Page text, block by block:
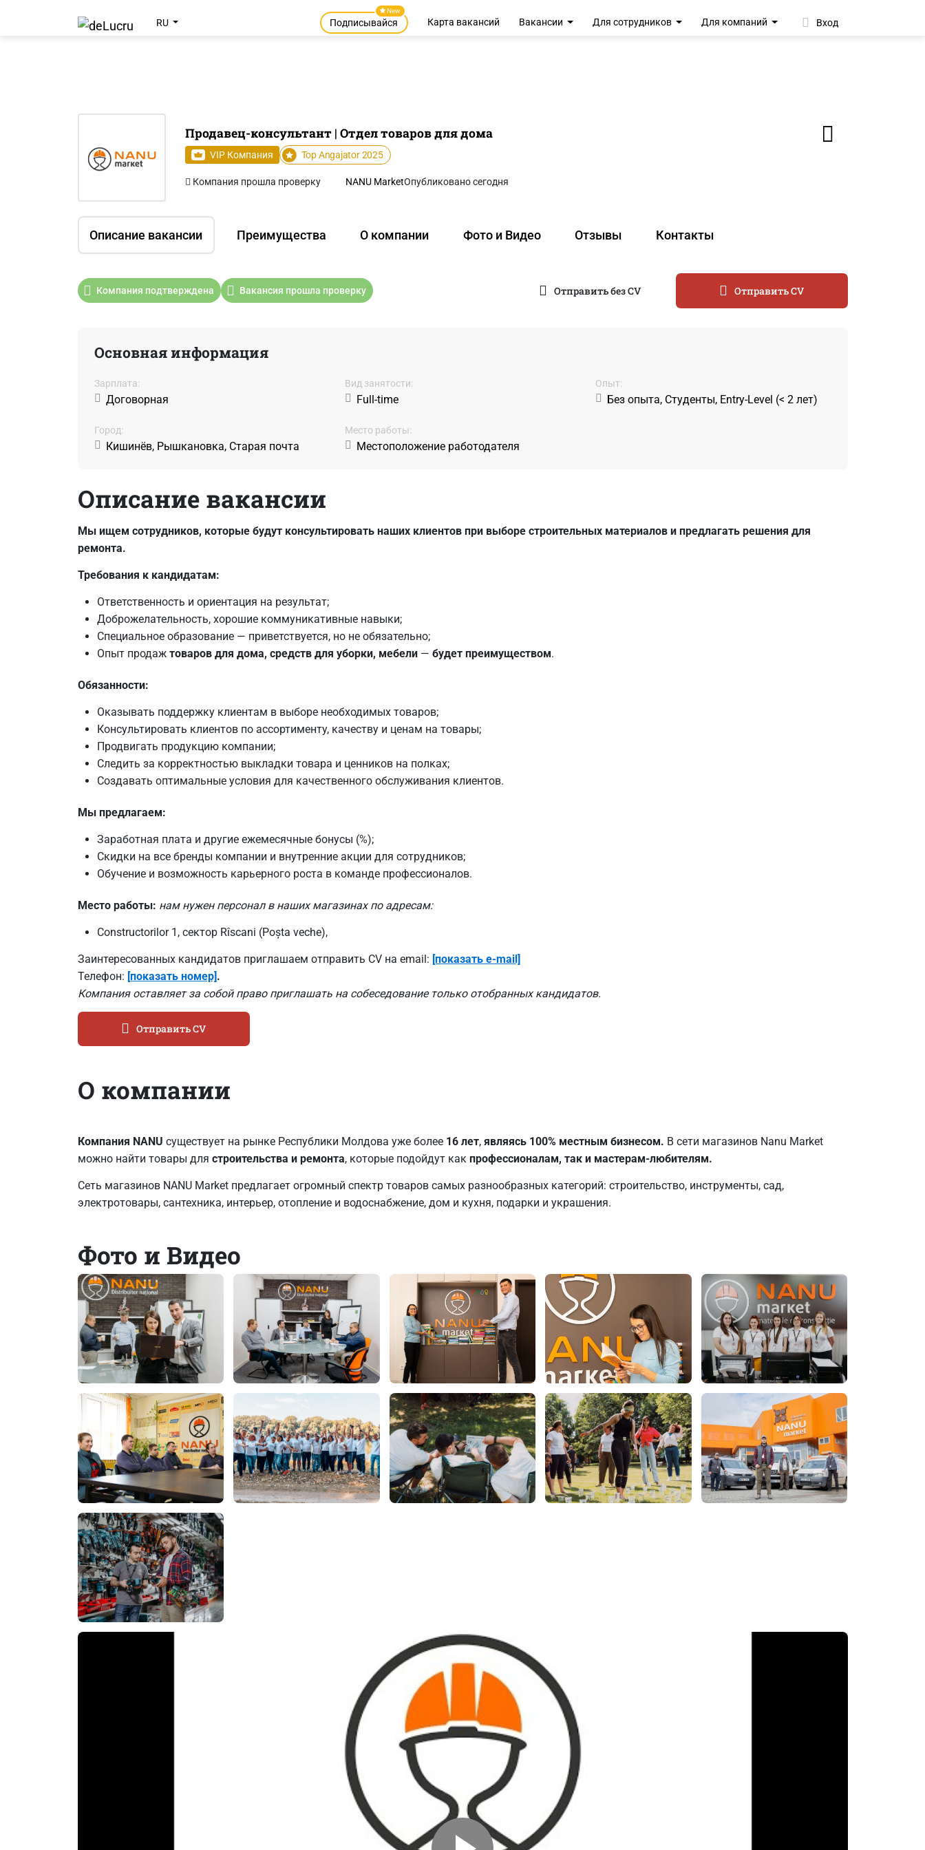
RU
New
Подписывайся Карта вакансий Вакансии Для сотрудников Для компаний Вход
Продавец-консультант | Отдел товаров для дома
VIP Компания Top Angajator 2025
Компания прошла проверку NANU MarketОпубликовано сегодня
Описание вакансии Преимущества О компании Фото и Видео Отзывы Контакты
Компания подтверждена Вакансия прошла проверку Отправить без CV Отправить CV
Основная информация
Зарплата:
Договорная
Вид занятости:
Full-time
Oпыт:
Без опыта, Студенты, Entry-Level (< 2 лет)
Город:
Кишинёв, Рышкановка, Старая почта
Место работы:
Местоположение работодателя
Описание вакансии
Мы ищем сотрудников, которые будут консультировать наших клиентов при выборе строительных материалов и предлагать решения для
ремонта.
Требования к кандидатам:
Ответственность и ориентация на результат;
Доброжелательность, хорошие коммуникативные навыки;
Специальное образование — приветствуется, но не обязательно;
Опыт продаж товаров для дома, средств для уборки, мебели— будет преимуществом.
Обязанности:
Оказывать поддержку клиентам в выборе необходимых товаров;
Консультировать клиентов по ассортименту, качеству и ценам на товары;
Продвигать продукцию компании;
Следить за корректностью выкладки товара и ценников на полках;
Создавать оптимальные условия для качественного обслуживания клиентов.
Мы предлагаем:
Заработная плата и другие ежемесячные бонусы (%);
Скидки на все бренды компании и внутренние акции для сотрудников;
Обучение и возможность карьерного роста в команде профессионалов.
Место работы: нам нужен персонал в наших магазинах по адресам:
Constructorilor 1, сектор Rîscani (Poșta veche),
Заинтересованных кандидатов приглашаем отправить CV на email: [показать e-mail]
Телефон: [показать номер].
Компания оставляет за собой право приглашать на собеседование только отобранных кандидатов.
Отправить CV
О компании
Компания NANU существует на рынке Республики Молдова уже более 16 лет, являясь 100% местным бизнесом. В сети магазинов Nanu Market
можно найти товары для строительства и ремонта, которые подойдут как профессионалам, так и мастерам-любителям.
Сеть магазинов NANU Market предлагает огромный спектр товаров самых разнообразных категорий: строительство, инструменты, сад,
электротовары, сантехника, интерьер, отопление и водоснабжение, дом и кухня, подарки и украшения.
Фото и Видео